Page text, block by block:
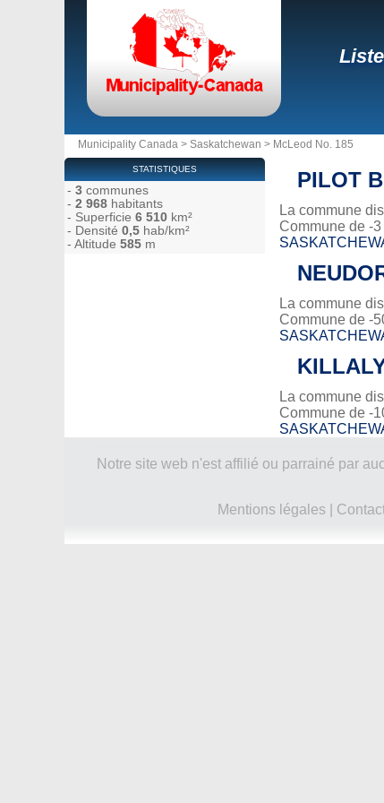
Municipality Canada > Saskatchewan > McLeod No. 185
PILOT
La commune
Commune de -
La commune
Commune de -
La commune
Commune de -
STATISTIQUES
- 3 communes
- 2 968 habitants
- Superficie 6 510 km²
- Densité 0,5 hab/km²
- Altitude 585 m
Notre site web n'est affilié ou parrainé par
Mentions légales